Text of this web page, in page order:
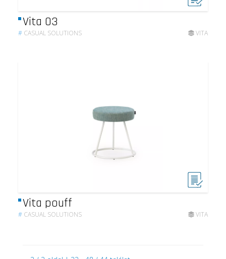
Vita 03
# CASUAL SOLUTIONS VITA
Vita pouff
# CASUAL SOLUTIONS VITA